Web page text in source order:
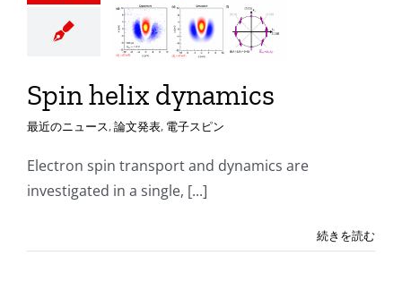
論文発表
Spin helix dynamics
最近のニュース,論文発表, 電子スピン
Electron spin transport and dynamics are
investigated in a single, [...]
続きを読む